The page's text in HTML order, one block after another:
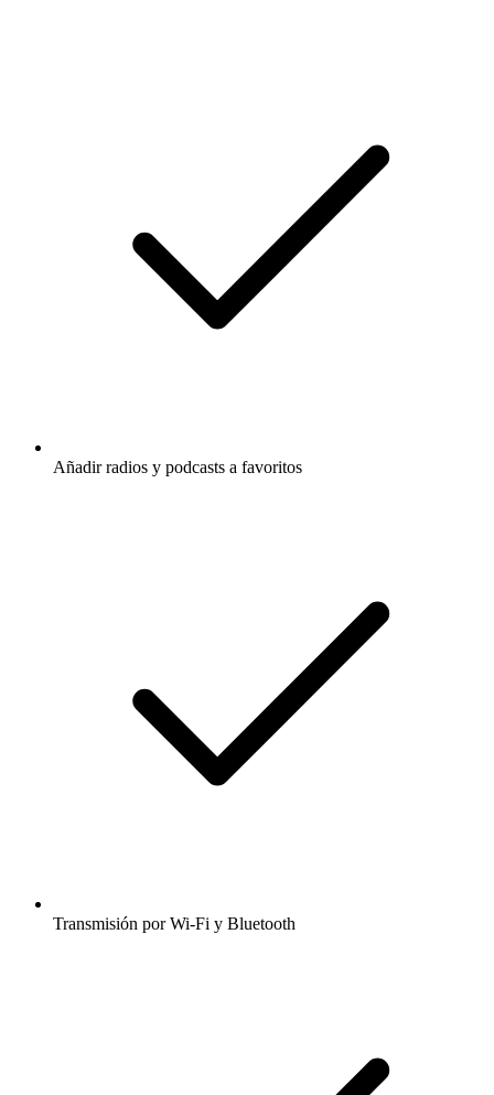
Añadir radios y podcasts a favoritos
Transmisión por Wi-Fi y Bluetooth